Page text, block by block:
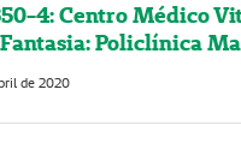
4: Centro Médico
Policlínica
de 2020